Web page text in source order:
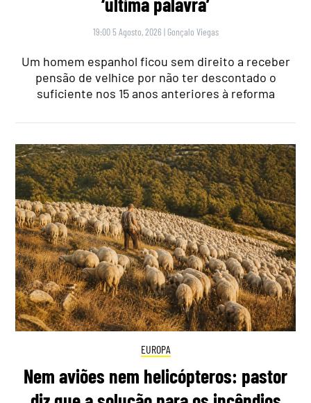
19:00 5 Agosto, 2026 | Gonçalo Viegas
Um homem espanhol ficou sem direito a receber
pensão de velhice por não ter descontado o
suficiente nos 15 anos anteriores à reforma
EUROPA
Nem aviões nem helicópteros: pastor